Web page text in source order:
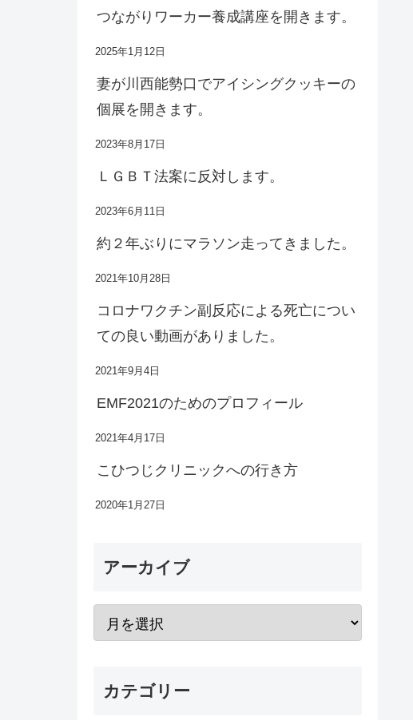
つながりワーカー養成講座を開きます。
2025年1月12日
妻が川西能勢口でアイシングクッキーの
個展を開きます。
2023年8月17日
ＬＧＢＴ法案に反対します。
2023年6月11日
約２年ぶりにマラソン走ってきました。
2021年10月28日
コロナワクチン副反応による死亡につい
ての良い動画がありました。
2021年9月4日
EMF2021のためのプロフィール
2021年4月17日
こひつじクリニックへの行き方
2020年1月27日
アーカイブ
カテゴリー